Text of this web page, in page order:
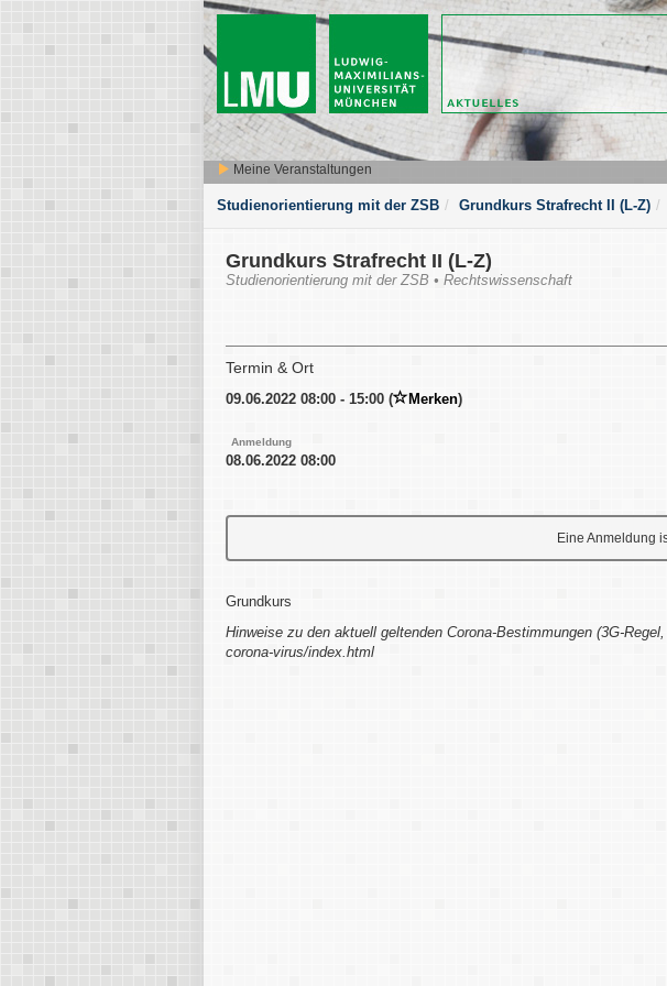
Meine Veranstaltungen
Studienorientierung mit der ZSB Grundkurs Strafrecht II (L-Z)
Grundkurs Strafrecht II (L-Z)
Studienorientierung mit der ZSB • Rechtswissenschaft
Termin & Ort
09.06.2022 08:00 - 15:00 ( Merken)
Anmeldung
08.06.2022 08:00
Eine Anmeldung
Grundkurs
Hinweise zu den aktuell geltenden Corona-Bestimmungen (3G-
corona-virus/index.html